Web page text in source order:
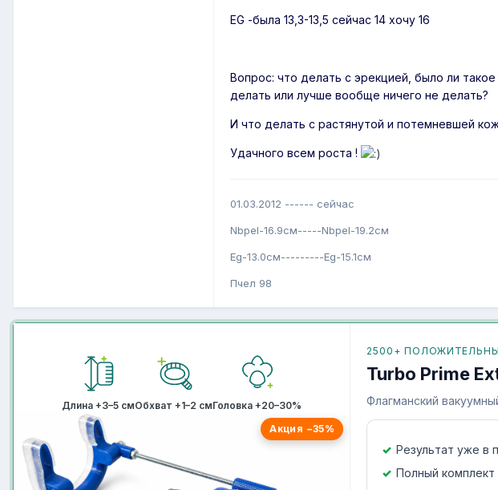
EG -была 13,3-13,5 сейчас 14 хочу 16
Вопрос: что делать с эрекцией, было ли
делать или лучше вообще ничего не делать?
И что делать с растянутой и потемневшей
Удачного всем роста !
01.03.2012 ------ сейчас
Nbpel-16.9см-----Nbpel-19.2см
Eg-13.0см---------Eg-15.1см
Пчел 98
Длина +3–5 смОбхват +1–2 смГоловка +20–30%
Акция −35%
2500+
Turbo Prime
Флагманский
Результат уже в
Полный